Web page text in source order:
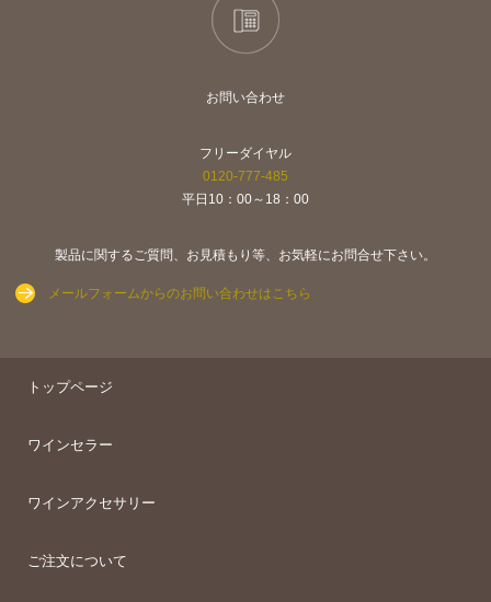
お問い合わせ
フリーダイヤル
0120-777-485
平日10：00～18：00
製品に関するご質問、お見積もり等、お気軽にお問合せ下さい。
メールフォームからのお問い合わせはこちら
トップページ
ワインセラー
ワインアクセサリー
ご注文について